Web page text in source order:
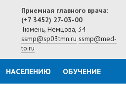
Приемная главного врача:
(+7 3452) 27-03-00
Тюмень, Немцова, 34
ssmp@sp03tmn.ru ssmp@med-
to.ru
НАСЕЛЕНИЮ ОБУЧЕНИЕ